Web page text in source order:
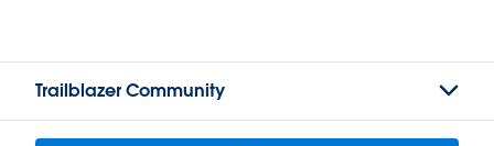
Trailblazer Community